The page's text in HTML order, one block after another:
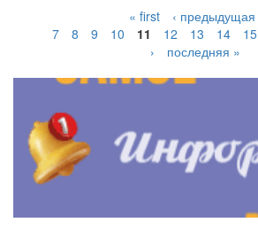
« first ‹ предыдущая
7
8 9 10 11 12 13 14 15
›
последняя »